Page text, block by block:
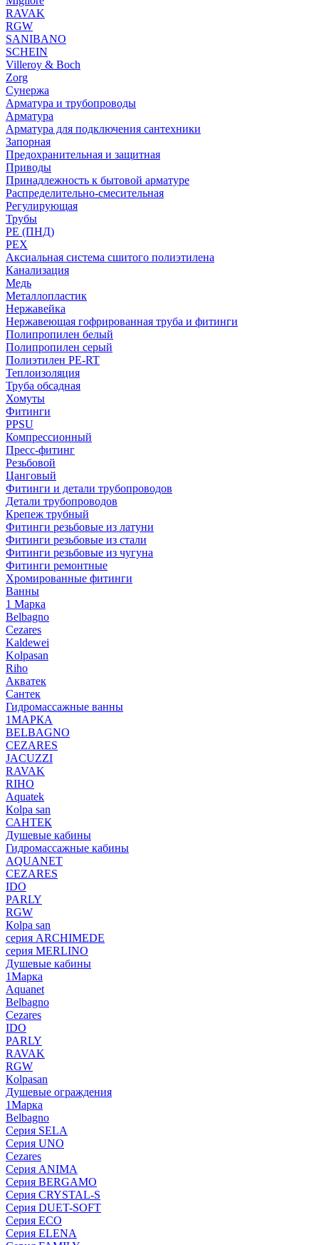
RAVAK
RGW
SANIBANO
SCHEIN
Villeroy & Boch
Zorg
Сунержа
Арматура и трубопроводы
Арматура
Арматура для подключения сантехники
Запорная
Предохранительная и защитная
Приводы
Принадлежность к бытовой арматуре
Распределительно-смесительная
Регулирующая
Трубы
PE (ПНД)
PEX
Аксиальная система сшитого полиэтилена
Канализация
Медь
Металлопластик
Нержавейка
Нержавеющая гофрированная труба и фитинги
Полипропилен белый
Полипропилен серый
Полиэтилен PE-RT
Теплоизоляция
Труба обсадная
Хомуты
Фитинги
PPSU
Компрессионный
Пресс-фитинг
Резьбовой
Цанговый
Фитинги и детали трубопроводов
Детали трубопроводов
Крепеж трубный
Фитинги резьбовые из латуни
Фитинги резьбовые из стали
Фитинги резьбовые из чугуна
Фитинги ремонтные
Хромированные фитинги
Ванны
1 Марка
Belbagno
Cezares
Kaldewei
Kolpasan
Riho
Акватек
Сантек
Гидромассажные ванны
1МАРКА
BELBAGNO
CEZARES
JACUZZI
RAVAK
RIHO
Аquatek
Кolpa san
САНТЕК
Душевые кабины
Гидромассажные кабины
AQUANET
CEZARES
IDO
PARLY
RGW
Кolpa san
серия ARCHIMEDE
серия MERLINO
Душевые кабины
1Марка
Aquanet
Belbagno
Cezares
IDO
PARLY
RAVAK
RGW
Кolpasan
Душевые ограждения
1Марка
Belbagno
Серия SELA
Серия UNO
Cezares
Серия ANIMA
Серия BERGAMO
Серия CRYSTAL-S
Серия DUET-SOFT
Серия ECO
Серия ELENA